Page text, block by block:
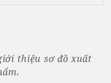
thiệu sơ đồ xuất